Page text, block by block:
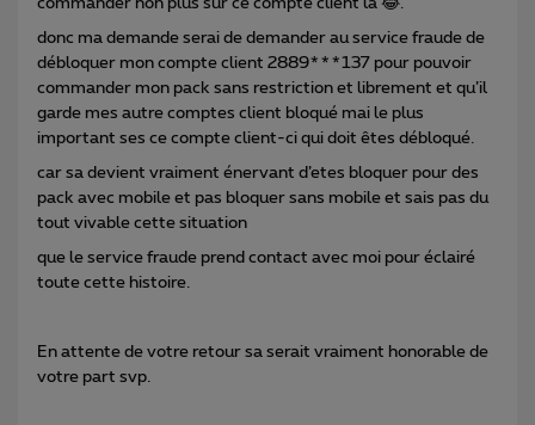
commander non plus sur ce compte client la 😂.
donc ma demande serai de demander au service fraude de
débloquer mon compte client 2889***137 pour pouvoir
commander mon pack sans restriction et librement et qu’il
garde mes autre comptes client bloqué mai le plus
important ses ce compte client-ci qui doit êtes débloqué.
car sa devient vraiment énervant d’etes bloquer pour des
pack avec mobile et pas bloquer sans mobile et sais pas du
tout vivable cette situation
que le service fraude prend contact avec moi pour éclairé
toute cette histoire.
En attente de votre retour sa serait vraiment honorable de
votre part svp.